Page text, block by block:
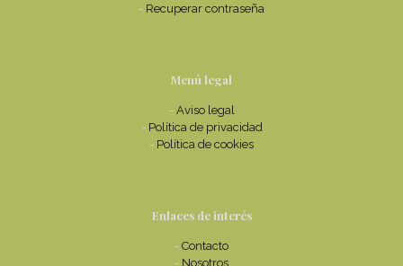
- Recuperar contraseña
Menú legal
- Aviso legal
- Política de privacidad
- Política de cookies
Enlaces de interés
- Contacto
- Nosotros